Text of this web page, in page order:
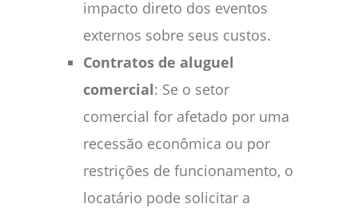
impacto direto dos eventos
externos sobre seus custos.
Contratos de aluguel
comercial: Se o setor
comercial for afetado por uma
recessão econômica ou por
restrições de funcionamento, o
locatário pode solicitar a